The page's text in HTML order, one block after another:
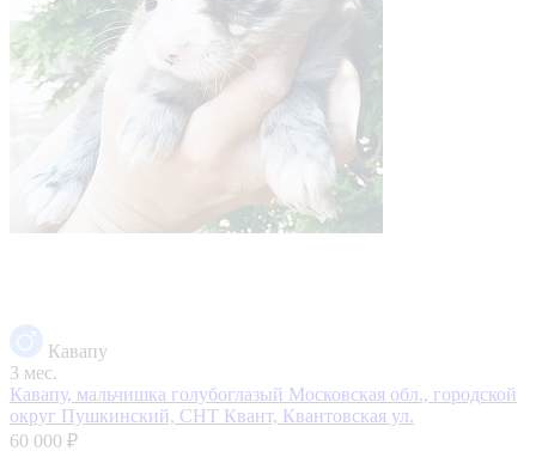
Кавапу
3 мес.
Кавапу, мальчишка голубоглазый Московская обл., городской
округ Пушкинский, СНТ Квант, Квантовская ул.
60 000 ₽